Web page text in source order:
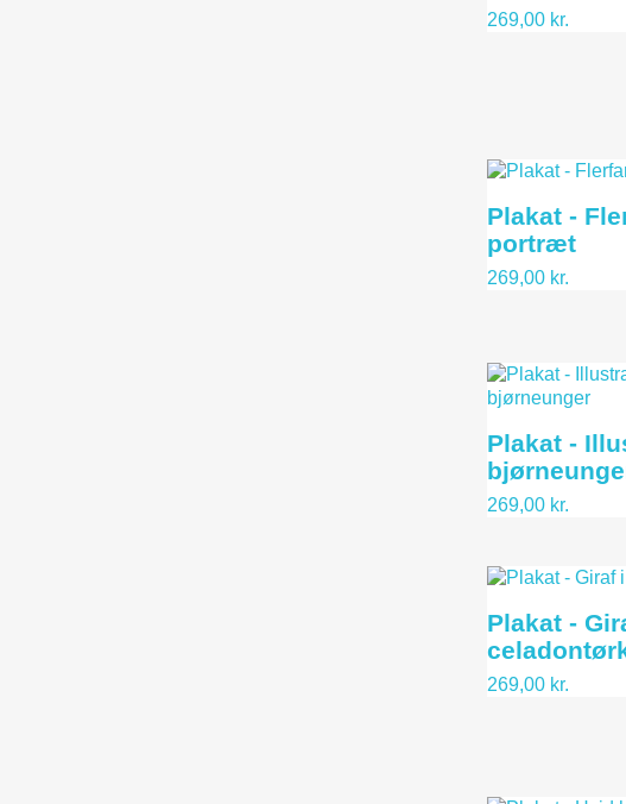
269,00 kr.
Plakat -
portræt
269,00 kr.
Plakat -
269,00 kr.
Plakat -
269,00 kr.